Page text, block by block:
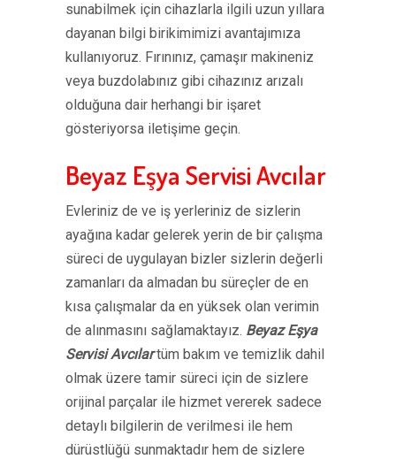
sunabilmek için cihazlarla ilgili uzun yıllara
dayanan bilgi birikimimizi avantajımıza
kullanıyoruz. Fırınınız, çamaşır makineniz
veya buzdolabınız gibi cihazınız arızalı
olduğuna dair herhangi bir işaret
gösteriyorsa iletişime geçin.
Beyaz Eşya Servisi Avcılar
Evleriniz de ve iş yerleriniz de sizlerin
ayağına kadar gelerek yerin de bir çalışma
süreci de uygulayan bizler sizlerin değerli
zamanları da almadan bu süreçler de en
kısa çalışmalar da en yüksek olan verimin
de alınmasını sağlamaktayız. Beyaz Eşya
Servisi Avcılartüm bakım ve temizlik dahil
olmak üzere tamir süreci için de sizlere
orijinal parçalar ile hizmet vererek sadece
detaylı bilgilerin de verilmesi ile hem
dürüstlüğü sunmaktadır hem de sizlere